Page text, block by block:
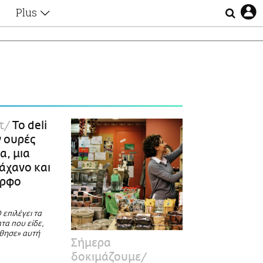
Plus
Οι Αθηναίοι
Απώλειες
Lgbtqi+
Επιλογές
Το deli
ουρές
μια
και
τα
που είδε,
αυτή
Σήμερα
δοκιμάζουμε